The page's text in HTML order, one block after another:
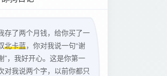
存了两个月钱，给你买了一
北卡蓝，你对我说一句“谢
”，我好开心。这是你第一
对我说两个字，以前你都只